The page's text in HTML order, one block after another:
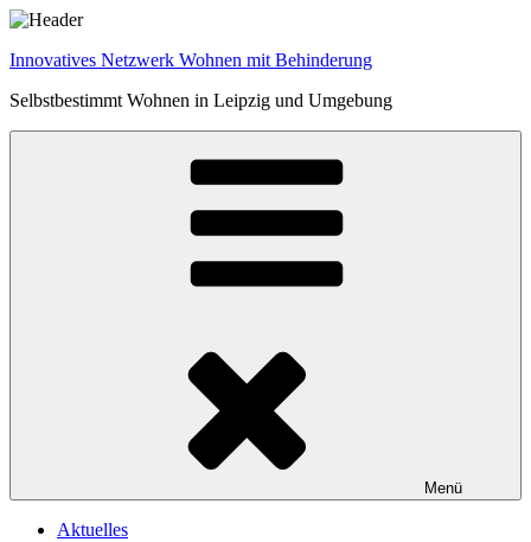
Zum
springen
Innovatives Netzwerk Wohnen mit Behinderung
Selbstbestimmt Wohnen in Leipzig und Umgebung
Menü
Aktuelles